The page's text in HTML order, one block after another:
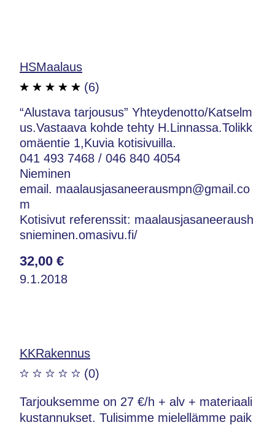
HSMaalaus
(6)
“Alustava tarjousus” Yhteydenotto/Katselm
us.Vastaava kohde tehty H.Linnassa.Tolikk
omäentie 1,Kuvia kotisivuilla.
041 493 7468 / 046 840 4054
Nieminen
email. maalausjasaneerausmpn@gmail.co
m
Kotisivut referenssit: maalausjasaneeraush
snieminen.omasivu.fi/
32,00 €
9.1.2018
KKRakennus
(0)
Tarjouksemme on 27 €/h + alv + materiaali
kustannukset. Tulisimme mielellämme paik